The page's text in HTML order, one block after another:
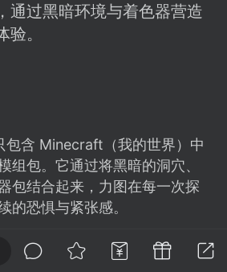
及 你期望的功能等
与作者进行反馈
通过黑暗环境与着色器营造
。
包含 Minecraft（我的世界）中
组包。它通过将黑暗的洞穴、
包结合起来，力图在每一次探
的恐惧与紧张感。